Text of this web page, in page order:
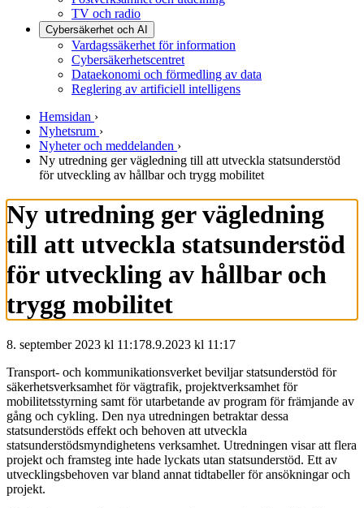
TV och radio
Cybersäkerhet och AI
Vardagssäkerhet för information
Cybersäkerhetscentret
Dataekonomi och förmedling av data
Reglering av artificiell intelligens
Hemsidan ›
Nyhetsrum ›
Nyheter och meddelanden ›
Ny utredning ger vägledning till att utveckla statsunderstöd
för utveckling av hållbar och trygg mobilitet
Ny utredning ger vägledning
till att utveckla statsunderstöd
för utveckling av hållbar och
trygg mobilitet
8. september 2023 kl 11:178.9.2023 kl 11:17
Transport- och kommunikationsverket beviljar statsunderstöd för
säkerhetsverksamhet för vägtrafik, projektverksamhet för
mobilitetsstyrning samt för utarbetande av program för främjande av
gång och cykling. Den nya utredningen betraktar dessa
statsunderstöds effekt och behoven att utveckla
statsunderstödsmyndighetens verksamhet. Utredningen visar att flera
projekt och framsteg inte hade lyckats utan statsunderstöd. Ett av
utvecklingsbehoven var bland annat tidtabeller för ansökningar och
projekt.